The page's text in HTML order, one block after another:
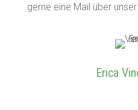
gerne eine Mail über
Erica